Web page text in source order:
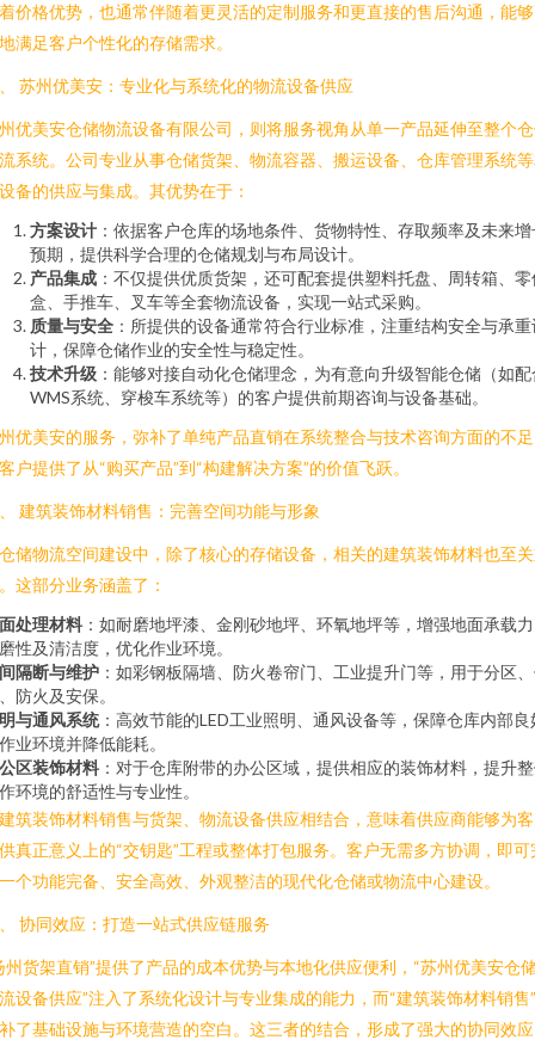
价格优势，也通常伴随着更灵活的定制服务和更直接的售后沟通，能
满足客户个性化的存储需求。
苏州优美安：专业化与系统化的物流设备供应
优美安仓储物流设备有限公司，则将服务视角从单一产品延伸至整个
系统。公司专业从事仓储货架、物流容器、搬运设备、仓库管理系统
备的供应与集成。其优势在于：
方案设计 ：依据客户仓库的场地条件、货物特性、存取频率及未来增
预期，提供科学合理的仓储规划与布局设计。
产品集成 ：不仅提供优质货架，还可配套提供塑料托盘、周转箱、零
盒、手推车、叉车等全套物流设备，实现一站式采购。
质量与安全 ：所提供的设备通常符合行业标准，注重结构安全与承重
计，保障仓储作业的安全性与稳定性。
技术升级 ：能够对接自动化仓储理念，为有意向升级智能仓储（如配
WMS系统、穿梭车系统等）的客户提供前期咨询与设备基础。
优美安的服务，弥补了单纯产品直销在系统整合与技术咨询方面的不
户提供了从“购买产品”到“构建解决方案”的价值飞跃。
建筑装饰材料销售：完善空间功能与形象
储物流空间建设中，除了核心的存储设备，相关的建筑装饰材料也至
这部分业务涵盖了：
处理材料 ：如耐磨地坪漆、金刚砂地坪、环氧地坪等，增强地面承载
性及清洁度，优化作业环境。
隔断与维护 ：如彩钢板隔墙、防火卷帘门、工业提升门等，用于分区
防火及安保。
与通风系统：高效节能的LED工业照明、通风设备等，保障仓库内部良
业环境并降低能耗。
区装饰材料 ：对于仓库附带的办公区域，提供相应的装饰材料，提升
环境的舒适性与专业性。
筑装饰材料销售与货架、物流设备供应相结合，意味着供应商能够为
真正意义上的“交钥匙”工程或整体打包服务。客户无需多方协调，即可
个功能完备、安全高效、外观整洁的现代化仓储或物流中心建设。
协同效应：打造一站式供应链服务
州货架直销”提供了产品的成本优势与本地化供应便利，“苏州优美安仓
设备供应”注入了系统化设计与专业集成的能力，而“建筑装饰材料销售
了基础设施与环境营造的空白。这三者的结合，形成了强大的协同效